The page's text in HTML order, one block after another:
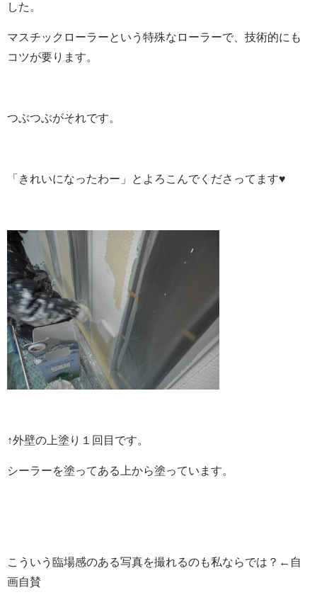
した。
マスチックローラーという特殊なローラーで、技術的にも
コツが要ります。
つぶつぶがそれです。
「きれいになったわー」とよろこんでくださってます♥
↑外壁の上塗り１回目です。
シーラーを塗ってある上から塗っています。
こういう臨場感のある写真を撮れるのも私ならでは？←自
画自賛